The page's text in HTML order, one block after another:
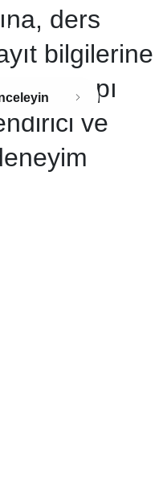
ders
bilgilerine
yapı
ve